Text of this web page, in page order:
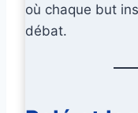
où chaque but
débat.